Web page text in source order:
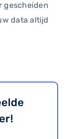
gescheiden
data altijd